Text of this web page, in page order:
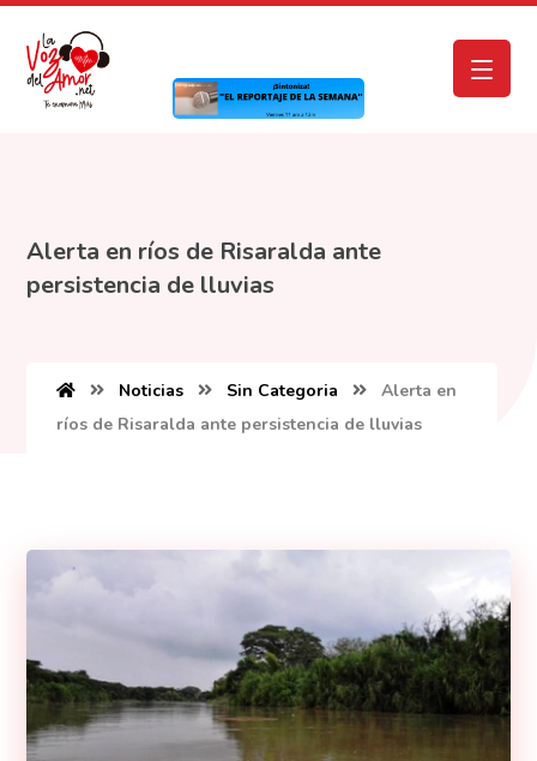
Alerta en ríos de Risaralda ante
persistencia de lluvias
Noticias Sin Categoria
Alerta en
ríos de Risaralda ante persistencia de lluvias